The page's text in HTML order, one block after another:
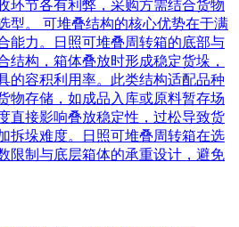
环节各有利弊，采购方需结合货物
型。 可堆叠结构的核心优势在于满
能力。日照可堆叠周转箱的底部与
结构，箱体叠放时形成稳定货垛，
的容积利用率。此类结构适配品种
物存储，如成品入库或原料暂存场
直接影响叠放稳定性，过松导致货
拆垛难度。日照可堆叠周转箱在选
限制与底层箱体的承重设计，避免